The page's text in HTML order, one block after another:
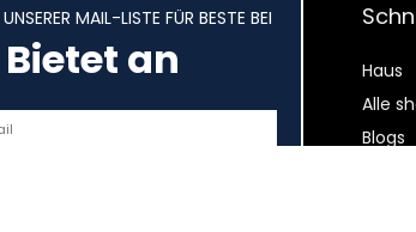
MAIL-LISTE FÜR BESTE BEI
Bietet an
Haus
Alle
Blogs